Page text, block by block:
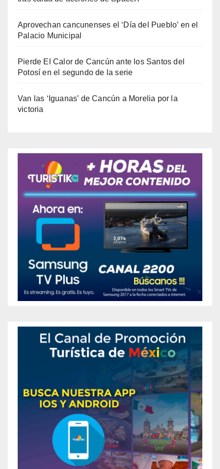
Aprovechan cancunenses el ‘Día del Pueblo’ en el
Palacio Municipal
Pierde El Calor de Cancún ante los Santos del
Potosí en el segundo de la serie
Van las ‘Iguanas’ de Cancún a Morelia por la
victoria